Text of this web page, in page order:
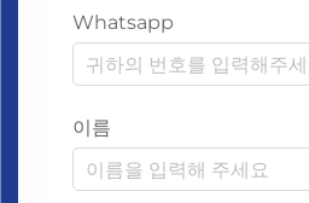
Whatsapp
이름